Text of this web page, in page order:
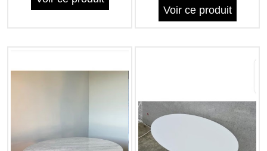
Voir ce produit